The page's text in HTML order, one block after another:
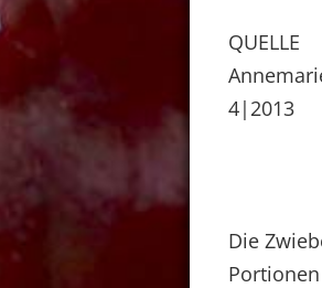
QUELLE
4|2013
Die